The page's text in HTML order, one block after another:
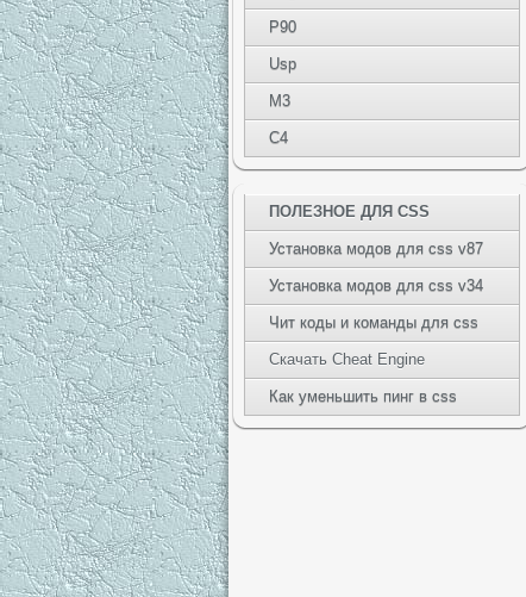
P90
Usp
M3
C4
ПОЛЕЗНОЕ ДЛЯ CSS
Установка модов для css v87
Установка модов для css v34
Чит коды и команды для css
Скачать Cheat Engine
Как уменьшить пинг в css